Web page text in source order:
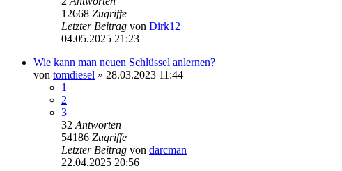
12668 Zugriffe
Letzter Beitrag von Dirk12
04.05.2025 21:23
Wie kann man neuen Schlüssel anlernen?
von tomdiesel » 28.03.2023 11:44
1
2
3
32 Antworten
54186 Zugriffe
Letzter Beitrag von darcman
22.04.2025 20:56